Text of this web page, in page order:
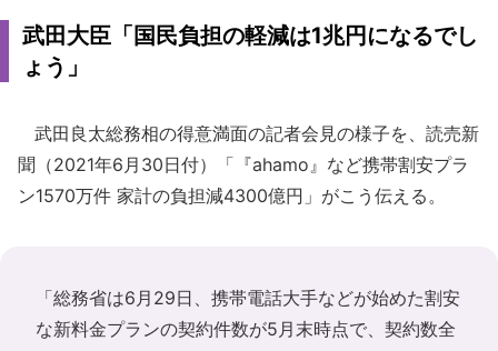
武田大臣「国民負担の軽減は1兆円になるでし
ょう」
武田良太総務相の得意満面の記者会見の様子を、読売新
聞（2021年6月30日付）「『ahamo』など携帯割安プラ
ン1570万件 家計の負担減4300億円」がこう伝える。
「総務省は6月29日、携帯電話大手などが始めた割安
な新料金プランの契約件数が5月末時点で、契約数全